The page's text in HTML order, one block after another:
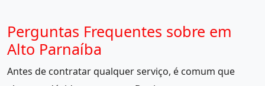
Perguntas Frequentes sobre em
Alto Parnaíba
Antes de contratar qualquer serviço, é comum que